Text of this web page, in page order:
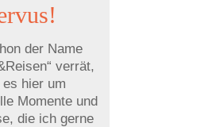
der Name
verrät,
es hier um
Momente und
die ich gerne